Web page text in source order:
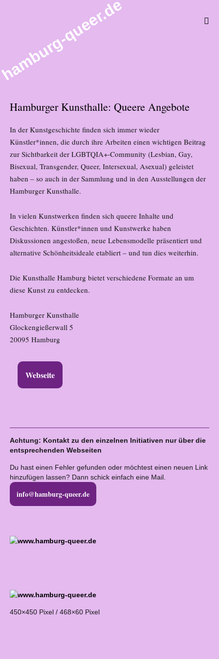
queer.de
Hamburger Kunsthalle: Queere Angebote
In der Kunstgeschichte finden sich immer wieder
Künstler*innen, die durch ihre Arbeiten einen wichtigen Beitrag
zur Sichtbarkeit der LGBTQIA+-Community (Lesbian, Gay,
Bisexual, Transgender, Queer, Intersexual, Asexual) geleistet
haben – so auch in der Sammlung und in den Ausstellungen der
Hamburger Kunsthalle.
In vielen Kunstwerken finden sich queere Inhalte und
Geschichten. Künstler*innen und Kunstwerke haben
Diskussionen angestoßen, neue Lebensmodelle präsentiert und
alternative Schönheitsideale etabliert – und tun dies weiterhin.
Die Kunsthalle Hamburg bietet verschiedene Formate an um
diese Kunst zu entdecken.
Hamburger Kunsthalle
Glockengießerwall 5
20095 Hamburg
Webseite
Achtung: Kontakt zu den einzelnen Initiativen nur über die
entsprechenden Webseiten
Du hast einen Fehler gefunden oder möchtest einen neuen Link
hinzufügen lassen? Dann schick einfach eine Mail.
info@hamburg-queer.de
450×450 Pixel / 468×60 Pixel